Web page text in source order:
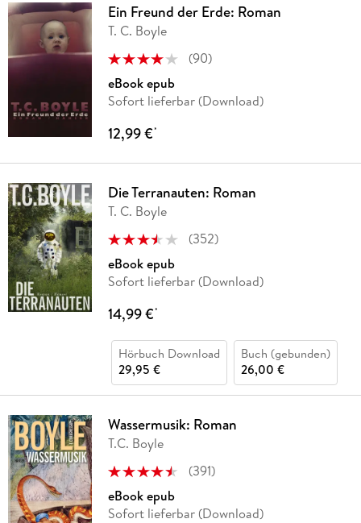
Ein Freund der Erde: Roman
T. C. Boyle
(90)
eBook epub
Sofort lieferbar (Download)
12,99 €*
Die Terranauten: Roman
T. C. Boyle
(352)
eBook epub
Sofort lieferbar (Download)
14,99 €*
Hörbuch Download
29,95 €
Buch (gebunden)
26,00 €
Wassermusik: Roman
T.C. Boyle
(391)
eBook epub
Sofort lieferbar (Download)